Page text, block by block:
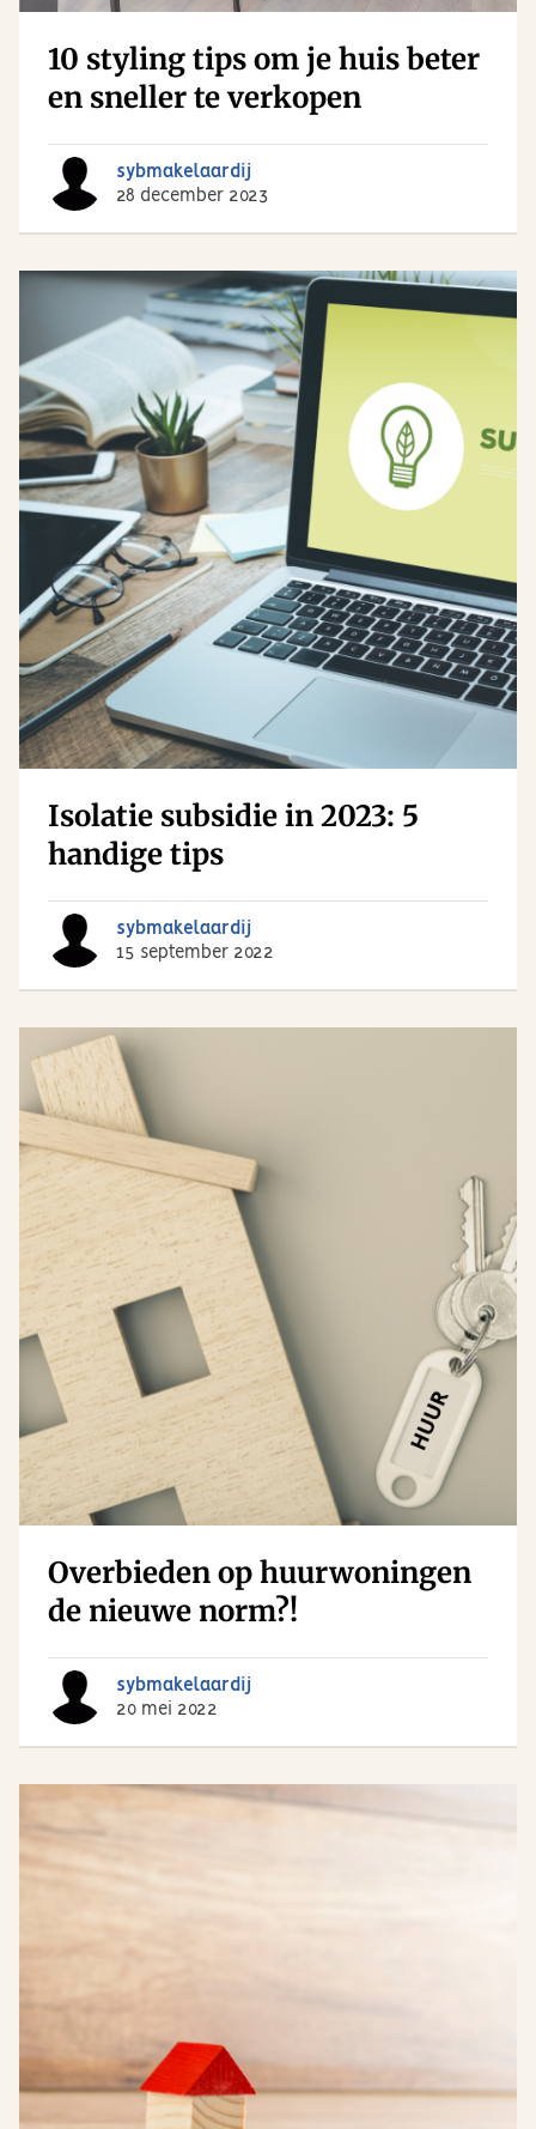
10 styling tips om je huis beter
en sneller te verkopen
sybmakelaardij
28 december 2023
Isolatie subsidie in 2023: 5
handige tips
sybmakelaardij
15 september 2022
Overbieden op huurwoningen
de nieuwe norm?!
sybmakelaardij
20 mei 2022